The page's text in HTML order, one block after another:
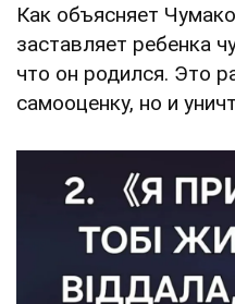
Как объясняет
заставляет ребенка
что он родился. Это
самооценку, но и